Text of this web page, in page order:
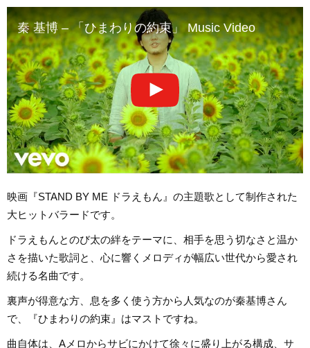
秦 基博 – 「ひまわりの約束」 Music Video
映画『STAND BY ME ドラえもん』の主題歌として制作された
大ヒットバラードです。
ドラえもんとのび太の絆をテーマに、相手を思う切なさと温か
さを描いた歌詞と、心に響くメロディが幅広い世代から愛され
続ける名曲です。
裏声が得意な方、息を多く使う方から人気なのが秦基博さん
で、『ひまわりの約束』はマストですね。
曲自体は、Aメロからサビにかけて徐々に盛り上がる構成、サ